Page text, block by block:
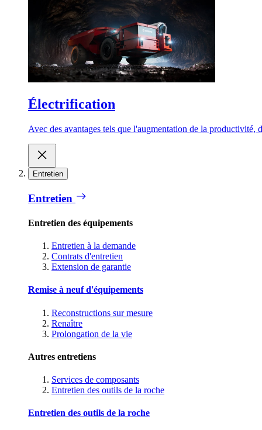
Électrification
Avec des avantages tels que l'augmentation de la
Entretien
Entretien
Entretien des équipements
Entretien à la demande
Contrats d'entretien
Extension de garantie
Remise à neuf d'équipements
Reconstructions sur mesure
Renaître
Prolongation de la vie
Autres entretiens
Services de composants
Entretien des outils de la roche
Entretien des outils de la roche